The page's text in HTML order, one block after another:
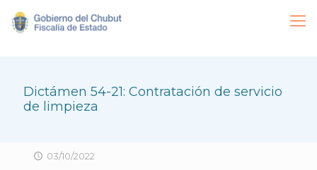
Dictámen 54-21: Contratación de servicio
de limpieza
03/10/2022